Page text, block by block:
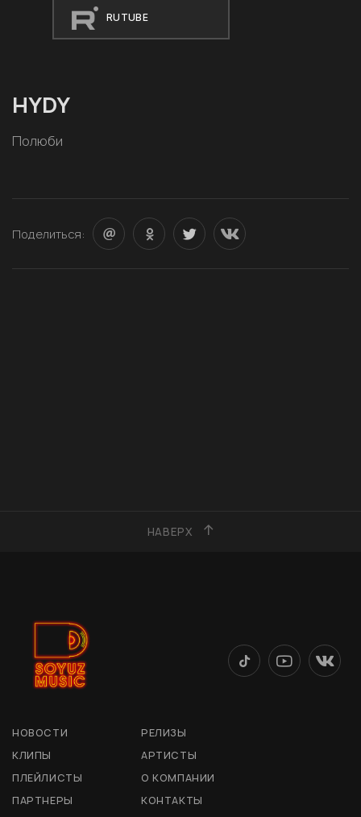
RUTUBE
HYDY
Полюби
Поделиться:
НАВЕРХ
НОВОСТИ
РЕЛИЗЫ
КЛИПЫ
АРТИСТЫ
ПЛЕЙЛИСТЫ
О КОМПАНИИ
ПАРТНЕРЫ
КОНТАКТЫ